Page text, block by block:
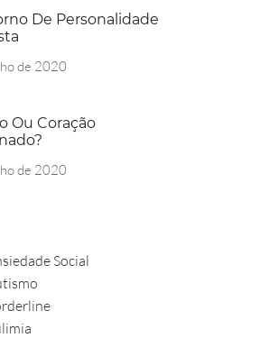
De Personalidade
de 2020
Ou Coração
de 2020
Social